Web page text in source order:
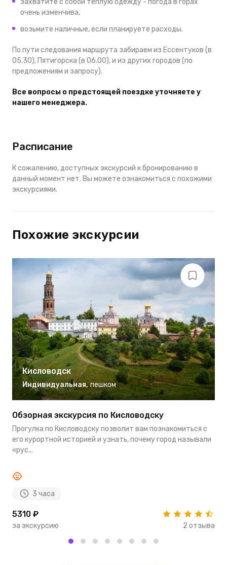
захватите с собой теплую одежду - погода в горах
очень изменчива,
возьмите наличные, если планируете расходы.
По пути следования маршрута забираем из Ессентуков (в
05.30), Пятигорска (в 06.00),и из других городов (по
предложениям и запросу).
Все вопросы о предстоящей поездке уточняете у
нашего менеджера.
Расписание
К сожалению, доступных экскурсий к бронированию в
данный момент нет. Вы можете ознакомиться с похожими
экскурсиями.
Похожие экскурсии
Кисловодск
Индивидуальная, пешком
Обзорная экскурсия по Кисловодску
Прогулка по Кисловодску позволит вам познакомиться с
его курортной историей и узнать, почему город называли
«рус...
3 часа
5310 ₽
за экскурсию 2 отзыва